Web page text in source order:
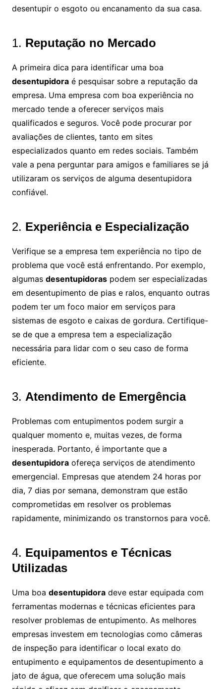
desentupir o esgoto ou encanamento da sua casa.
1. Reputação no Mercado
A primeira dica para identificar uma boa
desentupidoraé pesquisar sobre a reputação da
empresa. Uma empresa com boa experiência no
mercado tende a oferecer serviços mais
qualificados e seguros. Você pode procurar por
avaliações de clientes, tanto em sites
especializados quanto em redes sociais. Também
vale a pena perguntar para amigos e familiares se já
utilizaram os serviços de alguma desentupidora
confiável.
2. Experiência e Especialização
Verifique se a empresa tem experiência no tipo de
problema que você está enfrentando. Por exemplo,
algumas desentupidoraspodem ser especializadas
em desentupimento de pias e ralos, enquanto outras
podem ter um foco maior em serviços para
sistemas de esgoto e caixas de gordura. Certifique-
se de que a empresa tem a especialização
necessária para lidar com o seu caso de forma
eficiente.
3. Atendimento de Emergência
Problemas com entupimentos podem surgir a
qualquer momento e, muitas vezes, de forma
inesperada. Portanto, é importante que a
desentupidoraofereça serviços de atendimento
emergencial. Empresas que atendem 24 horas por
dia, 7 dias por semana, demonstram que estão
comprometidas em resolver os problemas
rapidamente, minimizando os transtornos para você.
4. Equipamentos e Técnicas
Utilizadas
Uma boa desentupidoradeve estar equipada com
ferramentas modernas e técnicas eficientes para
resolver problemas de entupimento. As melhores
empresas investem em tecnologias como câmeras
de inspeção para identificar o local exato do
entupimento e equipamentos de desentupimento a
jato de água, que oferecem uma solução mais